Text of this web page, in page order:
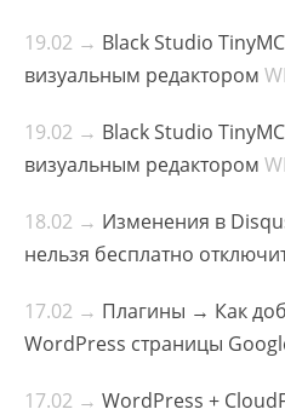
19.02 → Black Studio
визуальным редактором
19.02 → Black Studio
визуальным редактором
18.02 → Изменения в
нельзя бесплатно
17.02 → Плагины → Как
WordPress страницы
17.02 → WordPress +